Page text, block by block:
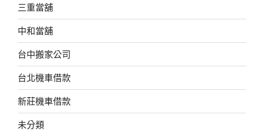
三重當舖
中和當舖
台中搬家公司
台北機車借款
新莊機車借款
未分類